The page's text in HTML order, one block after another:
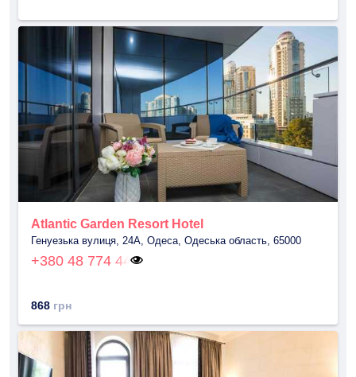
Atlantic Garden Resort Hotel
Генуезька вулиця, 24A, Одеса, Одеська область, 65000
+380 48 774 44
868 грн